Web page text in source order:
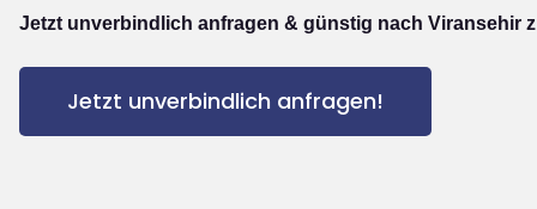
Jetzt unverbindlich anfragen & günstig nach Viransehir
Jetzt unverbindlich anfragen!